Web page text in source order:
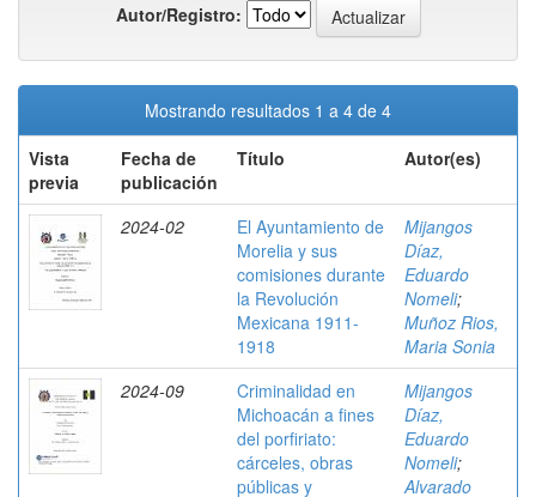
Autor/Registro:
Mostrando resultados 1 a 4 de 4
Vista
previa
Fecha de
publicación
Título Autor(es)
2024-02
El Ayuntamiento de
Morelia y sus
comisiones durante
la Revolución
Mexicana 1911-
1918
Mijangos
Díaz,
Eduardo
Nomeli;
Muñoz Rios,
Maria Sonia
2024-09
Criminalidad en
Michoacán a fines
del porfiriato:
cárceles, obras
públicas y
Mijangos
Díaz,
Eduardo
Nomeli;
Alvarado